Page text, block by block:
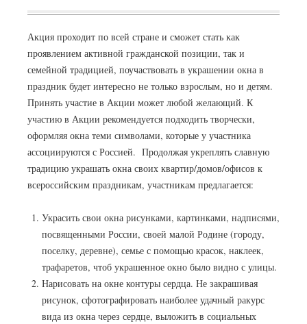
Акция проходит по всей стране и сможет стать как
проявлением активной гражданской позиции, так и
семейной традицией, поучаствовать в украшении окна в
праздник будет интересно не только взрослым, но и детям.
Принять участие в Акции может любой желающий. К
участию в Акции рекомендуется подходить творчески,
оформляя окна теми символами, которые у участника
ассоциируются с Россией. Продолжая укреплять славную
традицию украшать окна своих квартир/домов/офисов к
всероссийским праздникам, участникам предлагается:
Украсить свои окна рисунками, картинками, надписями,
посвященными России, своей малой Родине (городу,
поселку, деревне), семье с помощью красок, наклеек,
трафаретов, чтоб украшенное окно было видно с улицы.
Нарисовать на окне контуры сердца. Не закрашивая
рисунок, сфотографировать наиболее удачный ракурс
вида из окна через сердце, выложить в социальных